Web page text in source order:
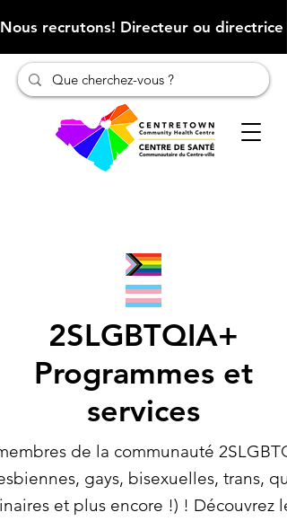
Nous recrutons! Directeur ou
2SLGBTQIA+
Programmes et
services
de la communauté
gays, bisexuelles, trans,
et plus encore !) ! Découvrez